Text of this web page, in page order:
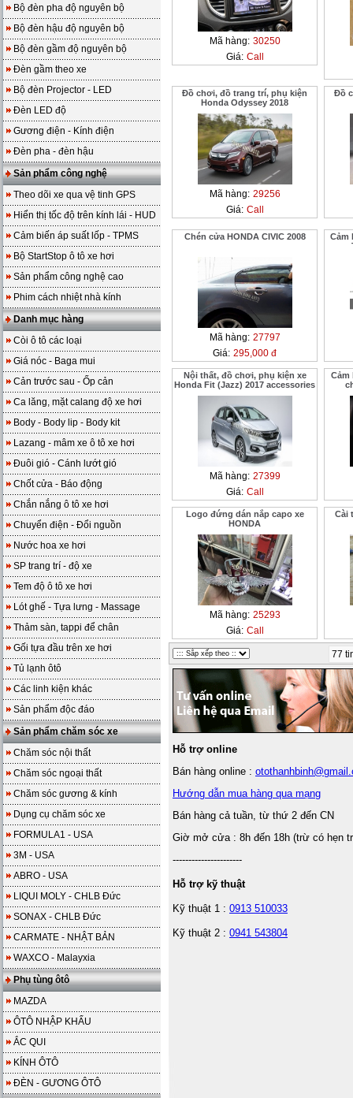
Bộ đèn pha độ nguyên bộ
Bộ đèn hậu độ nguyên bộ
Bộ đèn gầm độ nguyên bộ
Đèn gầm theo xe
Bộ đèn Projector - LED
Đèn LED độ
Gương điện - Kính điện
Đèn pha - đèn hậu
Sản phẩm công nghệ
Theo dõi xe qua vệ tinh GPS
Hiển thị tốc độ trên kính lái - HUD
Cảm biến áp suất lốp - TPMS
Bộ StartStop ô tô xe hơi
Sản phẩm công nghệ cao
Phim cách nhiệt nhà kính
Danh mục hàng
Còi ô tô các loại
Giá nóc - Baga mui
Cản trước sau - Ốp cản
Ca lăng, mặt calang độ xe hơi
Body - Body lip - Body kit
Lazang - mâm xe ô tô xe hơi
Đuôi gió - Cánh lướt gió
Chốt cửa - Báo động
Chắn nắng ô tô xe hơi
Chuyển điện - Đổi nguồn
Nước hoa xe hơi
SP trang trí - độ xe
Tem độ ô tô xe hơi
Lót ghế - Tựa lưng - Massage
Thảm sàn, tappi để chân
Gối tựa đầu trên xe hơi
Tủ lạnh ôtô
Các linh kiện khác
Sản phẩm độc đáo
Sản phẩm chăm sóc xe
Chăm sóc nội thất
Chăm sóc ngoại thất
Chăm sóc gương & kính
Dụng cụ chăm sóc xe
FORMULA1 - USA
3M - USA
ABRO - USA
LIQUI MOLY - CHLB Đức
SONAX - CHLB Đức
CARMATE - NHẬT BẢN
WAXCO - Malayxia
Phụ tùng ôtô
MAZDA
ÔTÔ NHẬP KHẨU
ẮC QUI
KÍNH ÔTÔ
ĐÈN - GƯƠNG ÔTÔ
Mã hàng: 30250
Giá: Call
Đồ chơi, đồ trang trí, phụ kiện
Honda Odyssey 2018
Mã hàng: 29256
Giá: Call
Đồ
Chén cửa HONDA CIVIC 2008
Mã hàng: 27797
Giá: 295,000 đ
Cảm
Nội thất, đồ chơi, phụ kiện xe
Honda Fit (Jazz) 2017 accessories
Mã hàng: 27399
Giá: Call
Cảm
Logo đứng dán nắp capo xe
HONDA
Mã hàng: 25293
Giá: Call
Cài
77
Hỗ trợ online
Bán hàng online :
Hướng dẫn mua hàng qua mạng
Bán hàng cả tuần, từ thứ 2 đến CN
Giờ mở cửa : 8h đến 18h (trừ có hẹn
----------------------
Hỗ trợ kỹ thuật
Kỹ thuật 1 : 0913 510033
Kỹ thuật 2 : 0941 543804